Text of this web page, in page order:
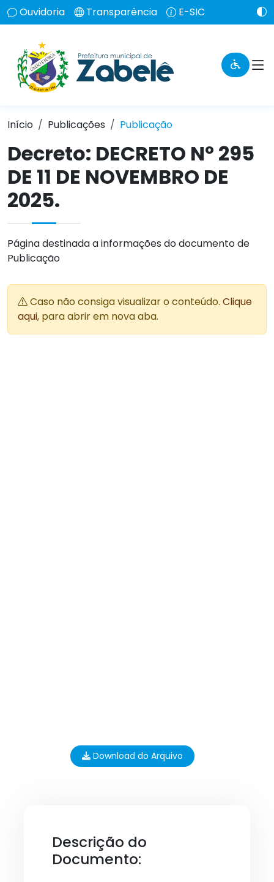
Ouvidoria Transparência E-SIC
Início Publicações Publicação
Decreto: DECRETO Nº 295
DE 11 DE NOVEMBRO DE
2025.
Página destinada a informações do documento de
Publicação
Caso não consiga visualizar o conteúdo. Clique
aqui, para abrir em nova aba.
Download do Arquivo
Descrição do
Documento: